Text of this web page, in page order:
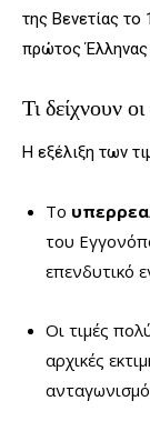
της Βενετίας
πρώτος Έλληνας
Τι δείχνουν οι
Η εξέλιξη των
Το
του
επενδυτικό
Οι τιμές
αρχικές